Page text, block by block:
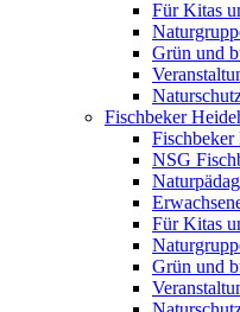
Für Kitas
Grün und
Fischbeker
Fischbeker
NSG
Für Kitas
Grün und